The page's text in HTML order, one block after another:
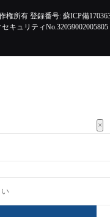
権所有 登録番号: 蘇ICP備
キュリティNo.32059002005805
×